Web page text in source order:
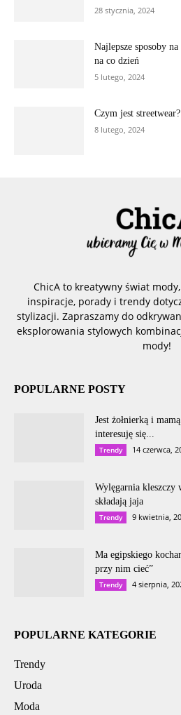
28 stycznia, 2024
Najlepsze sposoby
na co dzień
5 lutego, 2024
Czym jest streetwear?
8 lutego, 2024
ChicA to kreatywny świat
inspiracje, porady i trendy
stylizacji. Zapraszamy do
eksplorowania stylowych
mody!
POPULARNE POSTY
Jest żołnierką i
interesuję się...
Trendy 14 czerwca,
Wylęgarnia kleszczy
składają jaja
Trendy 9 kwietnia,
Ma egipskiego
przy nim cieć”
Trendy 4 sierpnia,
POPULARNE KATEGORIE
Trendy
Uroda
Moda